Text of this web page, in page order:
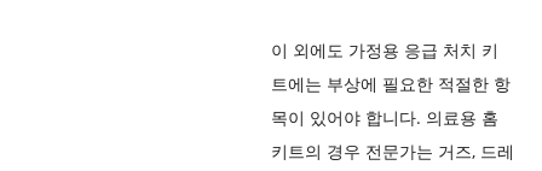
이 외에도 가정용 응급 처치 키
트에는 부상에 필요한 적절한 항
목이 있어야 합니다. 의료용 홈
키트의 경우 전문가는 거즈, 드레